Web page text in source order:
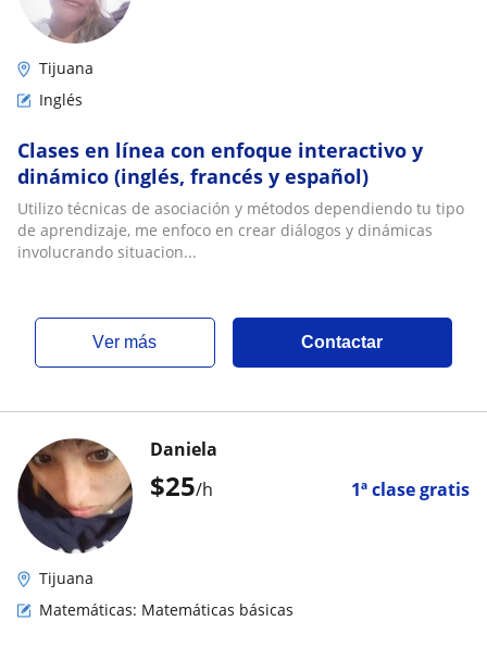
Tijuana
Inglés
Clases en línea con enfoque interactivo y
dinámico (inglés, francés y español)
Utilizo técnicas de asociación y métodos dependiendo tu tipo
de aprendizaje, me enfoco en crear diálogos y dinámicas
involucrando situacion...
ver más Contactar
$25/h 1ª clase gratis
Daniela
Tijuana
Matemáticas: Matemáticas básicas